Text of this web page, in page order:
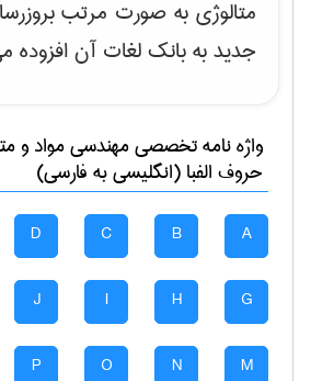
متالوژی به صورت مرتب
جدید به بانک لغات آن افزوده
واژه نامه تخصصیمهندسی مواد و
حروف الفبا (انگلیسی به فارسی)
A
B
C
D
G
H
I
J
M
N
O
P